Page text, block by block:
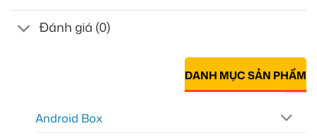
Đánh giá (0)
DANH MỤC SẢN PHẨM
Android Box